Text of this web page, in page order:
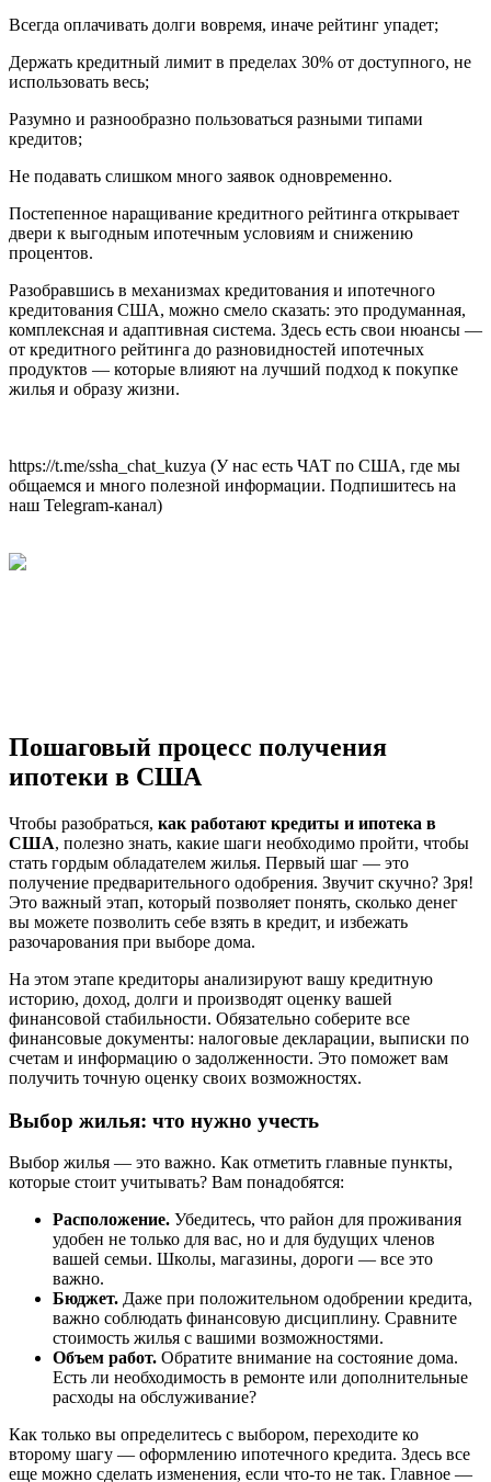
Всегда оплачивать долги вовремя, иначе рейтинг упадет;
Держать кредитный лимит в пределах 30% от доступного, не
использовать весь;
Разумно и разнообразно пользоваться разными типами
кредитов;
Не подавать слишком много заявок одновременно.
Постепенное наращивание кредитного рейтинга открывает
двери к выгодным ипотечным условиям и снижению
процентов.
Разобравшись в механизмах кредитования и ипотечного
кредитования США, можно смело сказать: это продуманная,
комплексная и адаптивная система. Здесь есть свои нюансы —
от кредитного рейтинга до разновидностей ипотечных
продуктов — которые влияют на лучший подход к покупке
жилья и образу жизни.
https://t.me/ssha_chat_kuzya (У нас есть ЧАТ по США, где мы
общаемся и много полезной информации. Подпишитесь на
наш Telegram-канал)
Пошаговый процесс получения
ипотеки в США
Чтобы разобраться, как работают кредиты и ипотека в
США, полезно знать, какие шаги необходимо пройти, чтобы
стать гордым обладателем жилья. Первый шаг — это
получение предварительного одобрения. Звучит скучно? Зря!
Это важный этап, который позволяет понять, сколько денег
вы можете позволить себе взять в кредит, и избежать
разочарования при выборе дома.
На этом этапе кредиторы анализируют вашу кредитную
историю, доход, долги и производят оценку вашей
финансовой стабильности. Обязательно соберите все
финансовые документы: налоговые декларации, выписки по
счетам и информацию о задолженности. Это поможет вам
получить точную оценку своих возможностях.
Выбор жилья: что нужно учесть
Выбор жилья — это важно. Как отметить главные пункты,
которые стоит учитывать? Вам понадобятся:
Расположение. Убедитесь, что район для проживания
удобен не только для вас, но и для будущих членов
вашей семьи. Школы, магазины, дороги — все это
важно.
Бюджет. Даже при положительном одобрении кредита,
важно соблюдать финансовую дисциплину. Сравните
стоимость жилья с вашими возможностями.
Объем работ. Обратите внимание на состояние дома.
Есть ли необходимость в ремонте или дополнительные
расходы на обслуживание?
Как только вы определитесь с выбором, переходите ко
второму шагу — оформлению ипотечного кредита. Здесь все
еще можно сделать изменения, если что-то не так. Главное —